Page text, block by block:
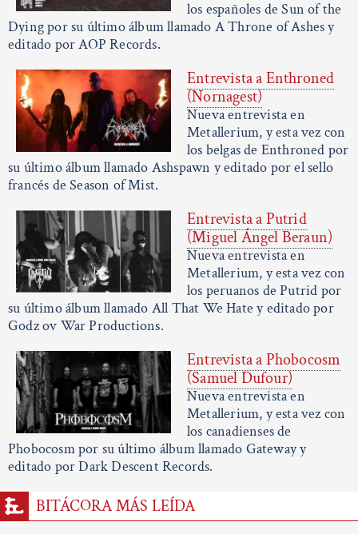
los españoles de Sun of the
Dying por su último álbum llamado A Throne of Ashes y
editado por AOP Records.
Entrevista a Enthroned
(Nornagest)
Nueva entrevista en
Metallerium, y esta vez con
los belgas de Enthroned por
su último álbum llamado Ashspawn y editado por el sello
francés de Season of Mist.
Entrevista a Putrid
(Miguel Ángel Beraun)
Nueva entrevista en
Metallerium, y esta vez con
los peruanos de Putrid por
su último álbum llamado All That We Hate y editado por
Godz ov War Productions.
Entrevista a Phobocosm
(Samuel Dufour)
Nueva entrevista en
Metallerium, y esta vez con
los canadienses de
Phobocosm por su último álbum llamado Gateway y
editado por Dark Descent Records.
BITÁCORA MÁS LEÍDA